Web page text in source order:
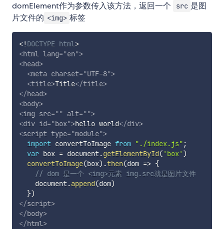
domElement作为参数传入该方法，返回一个
src 是图
片文件的 <img> 标签
<! DOCTYPE html>
<html lang="en">
<head>
<meta charset="UTF-8">
<title>Title</title>
</head>
<body>
<img src="" alt="">
<div id="box">hello world</div>
<script type="module">
import convertToImage from "./index.js" ;
var box = document.getElementById( 'box' )
convertToImage(box) .then(dom => {
// dom 是一个 <img>元素 img.src就是图片文件
    document
.append(dom)
})
</script>
</body>
</html>